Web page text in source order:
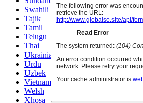
Swahili
Tajik
Tamil
Telugu
Thai
Ukrainian
Urdu
Uzbek
Vietnamese
Welsh
Xhosa